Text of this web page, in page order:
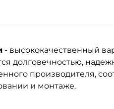
- высококачественный
долговечностью,
производителя,
и монтаже.